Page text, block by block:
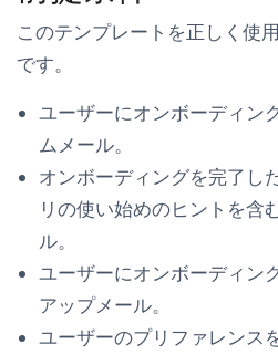
このテンプレートを正しく使
です。
ユーザーにオンボーディン
ムメール。
オンボーディングを完了し
リの使い始めのヒントを含
ル。
ユーザーにオンボーディン
アップメール。
ユーザーのプリファレンス